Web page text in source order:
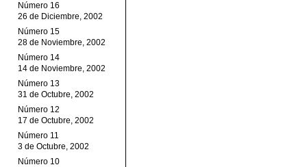
Número 16
26 de Diciembre, 2002
Número 15
28 de Noviembre, 2002
Número 14
14 de Noviembre, 2002
Número 13
31 de Octubre, 2002
Número 12
17 de Octubre, 2002
Número 11
3 de Octubre, 2002
Número 10